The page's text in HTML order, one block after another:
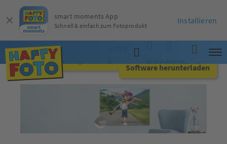
Software
App
WarenkorbAnmelden
Suche
Jetzt online gestalten
Software herunterladen
smart moments App
Schnell & einfach zum Fotoprodukt
Installieren